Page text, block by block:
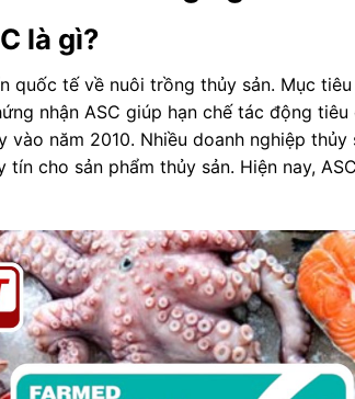
là gì?
quốc tế về nuôi trồng thủy sản. Mục
nhận ASC giúp hạn chế tác động tiêu
vào năm 2010. Nhiều doanh nghiệp thủy
tín cho sản phẩm thủy sản. Hiện nay,